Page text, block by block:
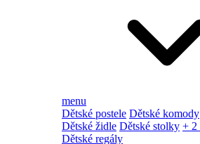
menu
Dětské postele Dětské komody
Dětské židle Dětské stolky + 2
Dětské regály